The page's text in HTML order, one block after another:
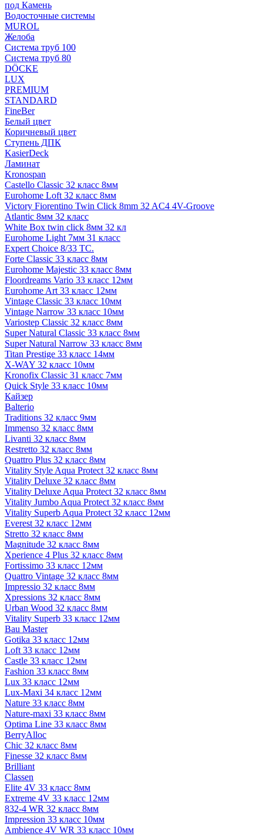
под Камень
Водосточные системы
MUROL
Желоба
Система труб 100
Система труб 80
DÖCKE
LUX
PREMIUM
STANDARD
FineBer
Белый цвет
Коричневый цвет
Ступень ДПК
KasierDeck
Ламинат
Kronospan
Castello Classic 32 класс 8мм
Eurohome Loft 32 класс 8мм
Victory Fiorentino Twin Click 8mm 32 AC4 4V-Groove
Atlantic 8мм 32 класс
White Box twin click 8мм 32 кл
Eurohome Light 7мм 31 класс
Expert Choice 8/33 TC.
Forte Classic 33 класс 8мм
Eurohome Majestic 33 класс 8мм
Floordreams Vario 33 класс 12мм
Eurohome Art 33 класс 12мм
Vintage Classic 33 класс 10мм
Vintage Narrow 33 класс 10мм
Variostep Classic 32 класс 8мм
Super Natural Classic 33 класс 8мм
Super Natural Narrow 33 класс 8мм
Titan Prestige 33 класс 14мм
X-WAY 32 класс 10мм
Kronofix Classic 31 класс 7мм
Quick Style 33 класс 10мм
Кайзер
Balterio
Traditions 32 класс 9мм
Immenso 32 класс 8мм
Livanti 32 класс 8мм
Restretto 32 класс 8мм
Quattro Plus 32 класс 8мм
Vitality Style Aqua Protect 32 класс 8мм
Vitality Deluxe 32 класс 8мм
Vitality Deluxe Aqua Protect 32 класс 8мм
Vitality Jumbo Aqua Protect 32 класс 8мм
Vitality Superb Aqua Protect 32 класс 12мм
Everest 32 класс 12мм
Stretto 32 класс 8мм
Magnitude 32 класс 8мм
Xperience 4 Plus 32 класс 8мм
Fortissimo 33 класс 12мм
Quattro Vintage 32 класс 8мм
Impressio 32 класс 8мм
Xpressions 32 класс 8мм
Urban Wood 32 класс 8мм
Vitality Superb 33 класс 12мм
Bau Master
Gotika 33 класс 12мм
Loft 33 класс 12мм
Castle 33 класс 12мм
Fashion 33 класс 8мм
Lux 33 класс 12мм
Lux-Maxi 34 класс 12мм
Nature 33 класс 8мм
Nature-maxi 33 класс 8мм
Optima Line 33 класс 8мм
BerryAlloc
Chic 32 класс 8мм
Finesse 32 класс 8мм
Brilliant
Classen
Elite 4V 33 класс 8мм
Extreme 4V 33 класс 12мм
832-4 WR 32 класс 8мм
Impression 33 класс 10мм
Ambience 4V WR 33 класс 10мм